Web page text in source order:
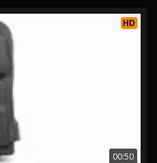
HD
00:50